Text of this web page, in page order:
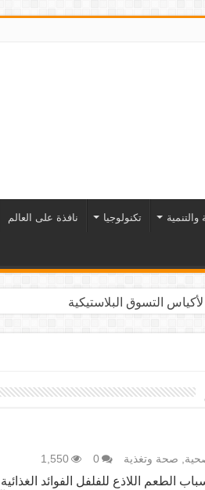
والتنمية تكنولوجيا نافذة على العالم
التسوق البلاستيكية
, صحة وتغذية 0
1,550
الطعم اللاذع للفلفل الفوائد الغذائية